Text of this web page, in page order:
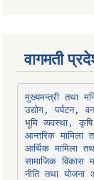
वागमती
उद्योग, पर्यटन,
भूमि व्यवस्था,
सामाजिक विकास